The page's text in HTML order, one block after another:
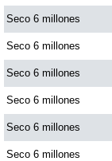
Seco 6 millones
Seco 6 millones
Seco 6 millones
Seco 6 millones
Seco 6 millones
Seco 6 millones